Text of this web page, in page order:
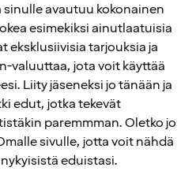
avautuu kokonainen
esimekiksi ainutlaatuisia
eksklusiivisia tarjouksia ja
valuuttaa, jota voit käyttää
Liity jäseneksi jo tänään ja
edut, jotka tekevät
paremmman. Oletko jo
sivulle, jotta voit nähdä
eduistasi.